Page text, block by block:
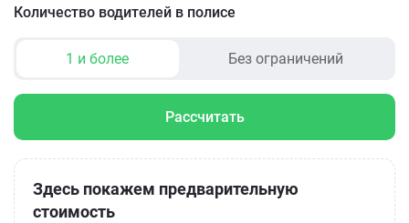
Количество водителей в полисе
1 и более Без ограничений
Рассчитать
Здесь покажем предварительную
стоимость